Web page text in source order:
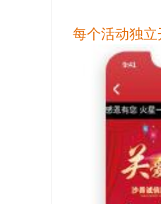
每个活动独